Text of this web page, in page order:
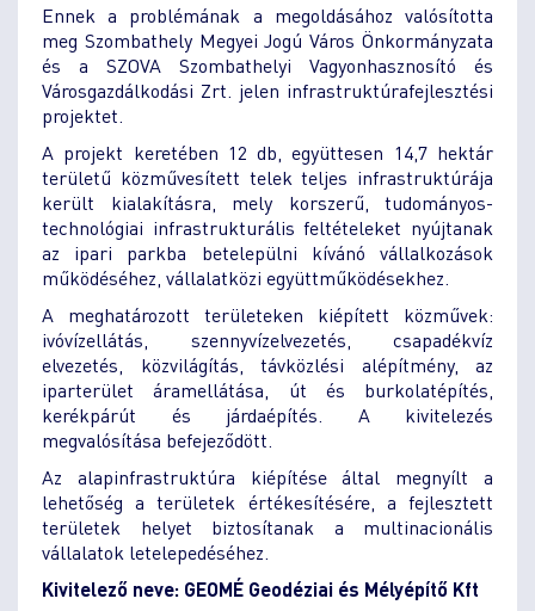
Ennek a problémának a megoldásához valósította
meg Szombathely Megyei Jogú Város Önkormányzata
és a SZOVA Szombathelyi Vagyonhasznosító és
Városgazdálkodási Zrt. jelen infrastruktúrafejlesztési
projektet.
A projekt keretében 12 db, együttesen 14,7 hektár
területű közművesített telek teljes infrastruktúrája
került kialakításra, mely korszerű, tudományos-
technológiai infrastrukturális feltételeket nyújtanak
az ipari parkba betelepülni kívánó vállalkozások
működéséhez, vállalatközi együttműködésekhez.
A meghatározott területeken kiépített közművek:
ivóvízellátás, szennyvízelvezetés, csapadékvíz
elvezetés, közvilágítás, távközlési alépítmény, az
iparterület áramellátása, út és burkolatépítés,
kerékpárút és járdaépítés. A kivitelezés
megvalósítása befejeződött.
Az alapinfrastruktúra kiépítése által megnyílt a
lehetőség a területek értékesítésére, a fejlesztett
területek helyet biztosítanak a multinacionális
vállalatok letelepedéséhez.
Kivitelező neve: GEOMÉ Geodéziai és Mélyépítő Kft